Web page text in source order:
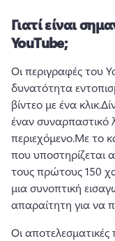
Γιατί είναι
YouTube;
Οι περιγραφές του
δυνατότητα
βίντεο με ένα κλικ.
έναν συναρπαστικό
περιεχόμενο.Με το
που υποστηρίζεται
τους πρώτους 150
μια συνοπτική
απαραίτητη για να
Οι